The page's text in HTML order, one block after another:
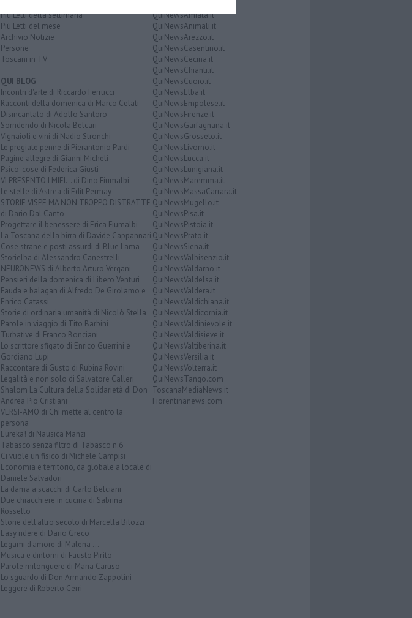
Più Letti della settimana
Più Letti del mese
Archivio Notizie
Persone
Toscani in TV
QUI BLOG
Incontri d'arte di Riccardo Ferrucci
Racconti della domenica di Marco Celati
Disincantato di Adolfo Santoro
Sorridendo di Nicola Belcari
Vignaioli e vini di Nadio Stronchi
Le pregiate penne di Pierantonio Pardi
Pagine allegre di Gianni Micheli
Psico-cose di Federica Giusti
VI PRESENTO I MIEI... di Dino Fiumalbi
Le stelle di Astrea di Edit Permay
STORIE VISPE MA NON TROPPO DISTRATTE
di Dario Dal Canto
Progettare il benessere di Erica Fiumalbi
La Toscana della birra di Davide Cappannari
Cose strane e posti assurdi di Blue Lama
Storielba di Alessandro Canestrelli
NEURONEWS di Alberto Arturo Vergani
Pensieri della domenica di Libero Venturi
Fauda e balagan di Alfredo De Girolamo e
Enrico Catassi
Storie di ordinaria umanità di Nicolò Stella
Parole in viaggio di Tito Barbini
Turbative di Franco Bonciani
Lo scrittore sfigato di Enrico Guerrini e
Gordiano Lupi
Raccontare di Gusto di Rubina Rovini
Legalità e non solo di Salvatore Calleri
Shalom La Cultura della Solidarietà di Don
Andrea Pio Cristiani
VERSI-AMO di Chi mette al centro la
persona
Eureka! di Nausica Manzi
Tabasco senza filtro di Tabasco n.6
Ci vuole un fisico di Michele Campisi
Economia e territorio, da globale a locale di
Daniele Salvadori
La dama a scacchi di Carlo Belciani
Due chiacchiere in cucina di Sabrina
Rossello
Storie dell'altro secolo di Marcella Bitozzi
Easy ridere di Dario Greco
Legami d'amore di Malena ...
Musica e dintorni di Fausto Pirìto
Parole milonguere di Maria Caruso
Lo sguardo di Don Armando Zappolini
Leggere di Roberto Cerri
QuiNewsAmiata.it
QuiNewsAnimali.it
QuiNewsArezzo.it
QuiNewsCasentino.it
QuiNewsCecina.it
QuiNewsChianti.it
QuiNewsCuoio.it
QuiNewsElba.it
QuiNewsEmpolese.it
QuiNewsFirenze.it
QuiNewsGarfagnana.it
QuiNewsGrosseto.it
QuiNewsLivorno.it
QuiNewsLucca.it
QuiNewsLunigiana.it
QuiNewsMaremma.it
QuiNewsMassaCarrara.it
QuiNewsMugello.it
QuiNewsPisa.it
QuiNewsPistoia.it
QuiNewsPrato.it
QuiNewsSiena.it
QuiNewsValbisenzio.it
QuiNewsValdarno.it
QuiNewsValdelsa.it
QuiNewsValdera.it
QuiNewsValdichiana.it
QuiNewsValdicornia.it
QuiNewsValdinievole.it
QuiNewsValdisieve.it
QuiNewsValtiberina.it
QuiNewsVersilia.it
QuiNewsVolterra.it
QuiNewsTango.com
ToscanaMediaNews.it
Fiorentinanews.com